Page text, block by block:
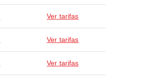
Ver tarifas
Ver tarifas
Ver tarifas